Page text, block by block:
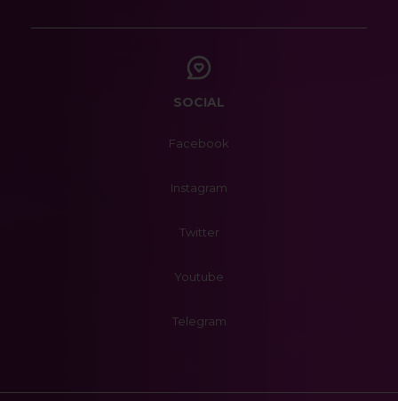
SOCIAL
Facebook
Instagram
Twitter
Youtube
Telegram